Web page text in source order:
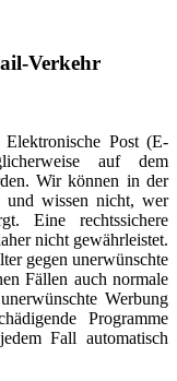
Verkehr
Post (E-
auf dem
Wir können in der
und wissen nicht, wer
Eine rechtssichere
nicht gewährleistet.
gegen unerwünschte
Fällen auch normale
Werbung
Programme
Fall automatisch